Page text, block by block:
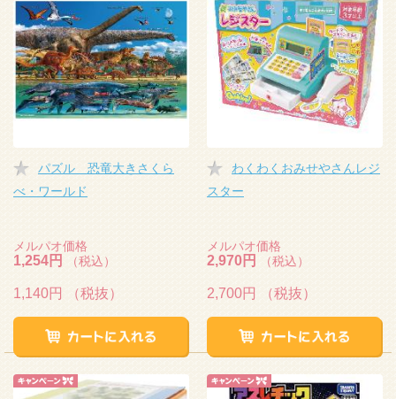
パズル 恐竜大きさくら
べ・ワールド
メルパオ価格
1,254円 （税込）
1,140円 （税抜）
わくわくおみせやさんレジ
スター
メルパオ価格
2,970円 （税込）
2,700円 （税抜）